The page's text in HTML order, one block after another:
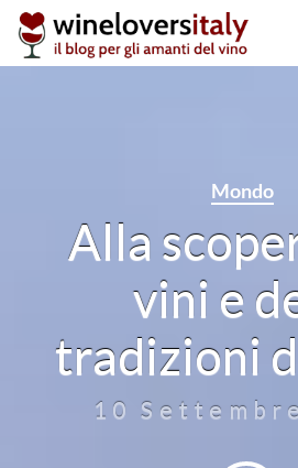
Skip
Mondo
Alla
vini e
tradizioni
10